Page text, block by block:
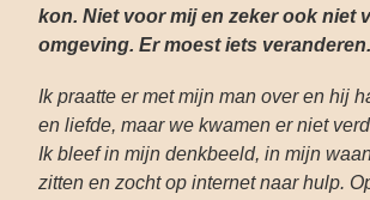
kon. Niet voor mij en zeker ook niet
omgeving. Er moest iets veranderen.
Ik praatte er met mijn man over en hij
en liefde, maar we kwamen er niet
Ik bleef in mijn denkbeeld, in mijn
zitten en zocht op internet naar hulp.